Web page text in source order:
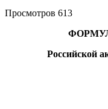
Просмотров 613
Российской